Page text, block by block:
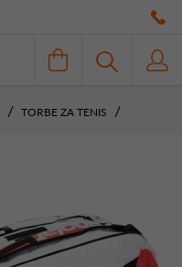
TORBE ZA TENIS